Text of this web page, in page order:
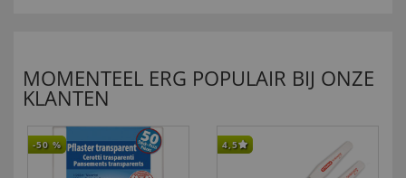
MOMENTEEL ERG POPULAIR BIJ ONZE
KLANTEN
-50 % 4,5